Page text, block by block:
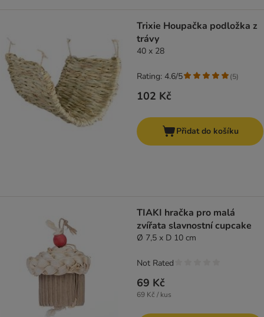
Trixie Houpačka podložka z
trávy
40 x 28
102 Kč
Rating: 4.6/5 (5)
Přidat do košíku
TIAKI hračka pro malá
zvířata slavnostní cupcake
Ø 7,5 x D 10 cm
69 Kč
69 Kč / kus
Not Rated